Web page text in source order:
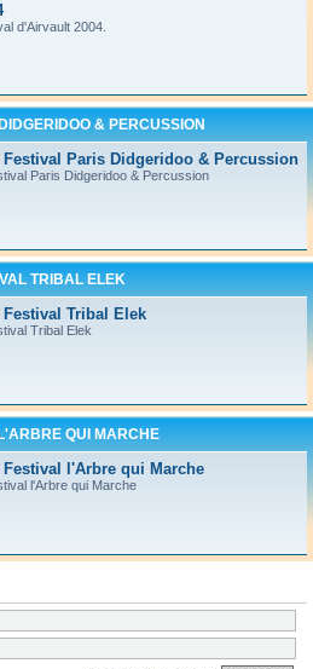
d'Airvault 2004.
& PERCUSSION
Paris Didgeridoo & Percussion
Paris Didgeridoo & Percussion
TRIBAL ELEK
Tribal Elek
Tribal Elek
QUI MARCHE
l'Arbre qui Marche
l'Arbre qui Marche